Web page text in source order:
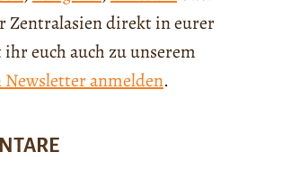
Zentralasien direkt in eurer
euch auch zu unserem
anmelden.